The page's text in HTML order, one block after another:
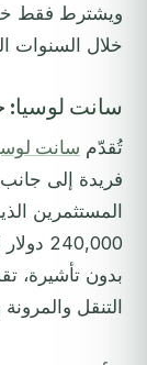
ويشترط فقط
خلال السنوات
سانت لوسيا:
تُقدّم سانت
فريدة إلى
المستثمرين
بدون تأشيرة،
التنقل